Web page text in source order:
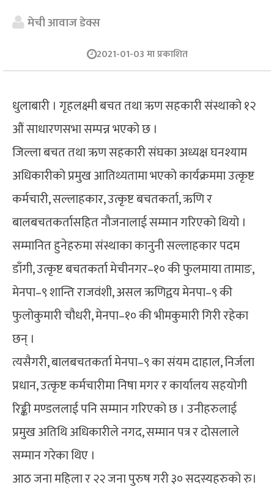
मेची आवाज डेक्स
2021-01-03 मा प्रकाशित
धुलाबारी । गृहलक्ष्मी बचत तथा ऋण सहकारी संस्थाको १२
औं साधारणसभा सम्पन्न भएको छ ।
जिल्ला बचत तथा ऋण सहकारी संघका अध्यक्ष घनश्याम
अधिकारीको प्रमुख आतिथ्यतामा भएको कार्यक्रममा उत्कृष्ट
कर्मचारी, सल्लाहकार, उत्कृष्ट बचतकर्ता, ऋणि र
बालबचतकर्तासहित नौजनालाई सम्मान गरिएको थियो ।
सम्मानित हुनेहरुमा संस्थाका कानुनी सल्लाहकार पदम
डाँगी, उत्कृष्ट बचतकर्ता मेचीनगर–१० की फुलमाया तामाङ,
मेनपा–९ शान्ति राजवंशी, असल ऋणिद्वय मेनपा–९ की
फुलोकुमारी चौधरी, मेनपा–१० की भीमकुमारी गिरी रहेका
छन् ।
त्यसैगरी, बालबचतकर्ता मेनपा–९ का संयम दाहाल, निर्जला
प्रधान, उत्कृष्ट कर्मचारीमा निषा मगर र कार्यालय सहयोगी
रिङ्की मण्डललाई पनि सम्मान गरिएको छ । उनीहरुलाई
प्रमुख अतिथि अधिकारीले नगद, सम्मान पत्र र दोसलाले
सम्मान गरेका थिए ।
आठ जना महिला र २२ जना पुरुष गरी ३० सदस्यहरुको रु।